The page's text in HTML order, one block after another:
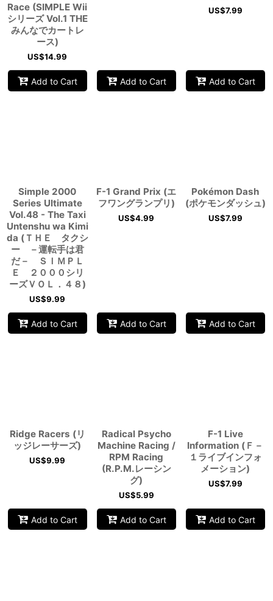
Race (SIMPLE Wii
シリーズ Vol.1 THE
みんなでカートレ
ース)
US$14.99
Add to Cart Add to Cart
US$7.99
Add to Cart
Simple 2000
Series Ultimate
Vol.48 - The Taxi
Untenshu wa Kimi
da (ＴＨＥ タクシ
ー －運転手は君
だ－ ＳＩＭＰＬ
Ｅ ２０００シリ
ーズＶＯＬ．４８)
US$9.99
Add to Cart
F-1 Grand Prix (エ
フワングランプリ)
US$4.99
Add to Cart
Pokémon Dash
(ポケモンダッシュ)
US$7.99
Add to Cart
Ridge Racers (リ
ッジレーサーズ)
US$9.99
Add to Cart
Radical Psycho
Machine Racing /
RPM Racing
(R.P.M.レーシン
グ)
US$5.99
Add to Cart
F-1 Live
Information (Ｆ－
１ライブインフォ
メーション)
US$7.99
Add to Cart